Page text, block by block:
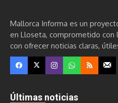
Mallorca Informa es un
en Lloseta, comprometido con
con ofrecer noticias claras,
Últimas noticias